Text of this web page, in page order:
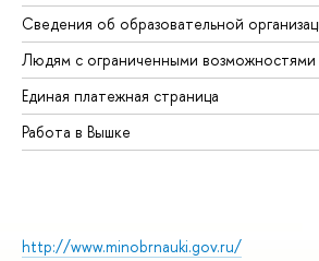
Сведения об образовательной
Людям с ограниченными возможностями
Единая платежная страница
Работа в Вышке
http://www.minobrnauki.gov.ru/